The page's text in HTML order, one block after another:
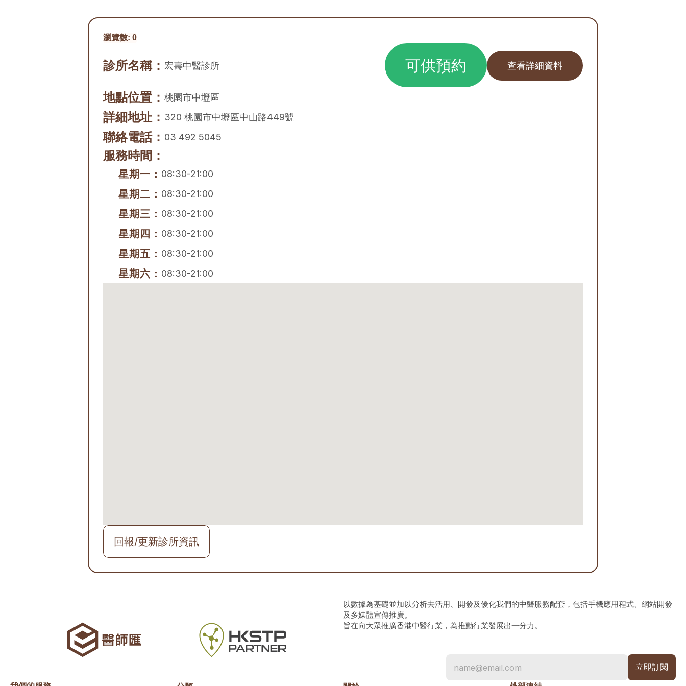
瀏覽數: 0
診所名稱： 宏壽中醫診所 可供預約 查看詳細資料
地點位置： 桃園市中壢區
詳細地址： 320 桃園市中壢區中山路449號
聯絡電話： 03 492 5045
服務時間：
星期一： 08:30-21:00
星期二： 08:30-21:00
星期三： 08:30-21:00
星期四： 08:30-21:00
星期五： 08:30-21:00
星期六： 08:30-21:00
回報/更新診所資訊
以數據為基礎並加以分析去活用、開發及優化我們的中醫服務配套，包括手機應用程式、網站開發
及多媒體宣傳推廣。
旨在向大眾推廣香港中醫行業，為推動行業發展出一分力。